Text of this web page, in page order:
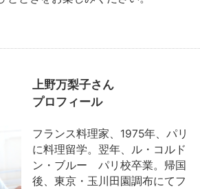
上野万梨子さん
プロフィール
フランス料理家、1975年、パリ
に料理留学。翌年、ル・コルド
ン・ブルー パリ校卒業。帰国
後、東京・玉川田園調布にてフ